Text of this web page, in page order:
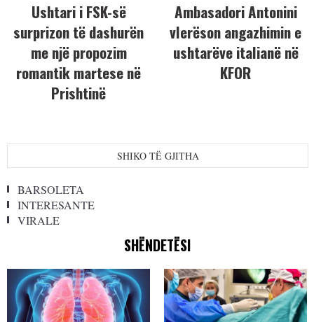
Ushtari i FSK-së
surprizon të dashurën
me një propozim
romantik martese në
Prishtinë
Ambasadori Antonini
vlerëson angazhimin e
ushtarëve italianë në
KFOR
SHIKO TË GJITHA
BARSOLETA
INTERESANTE
VIRALE
SHËNDETËSI